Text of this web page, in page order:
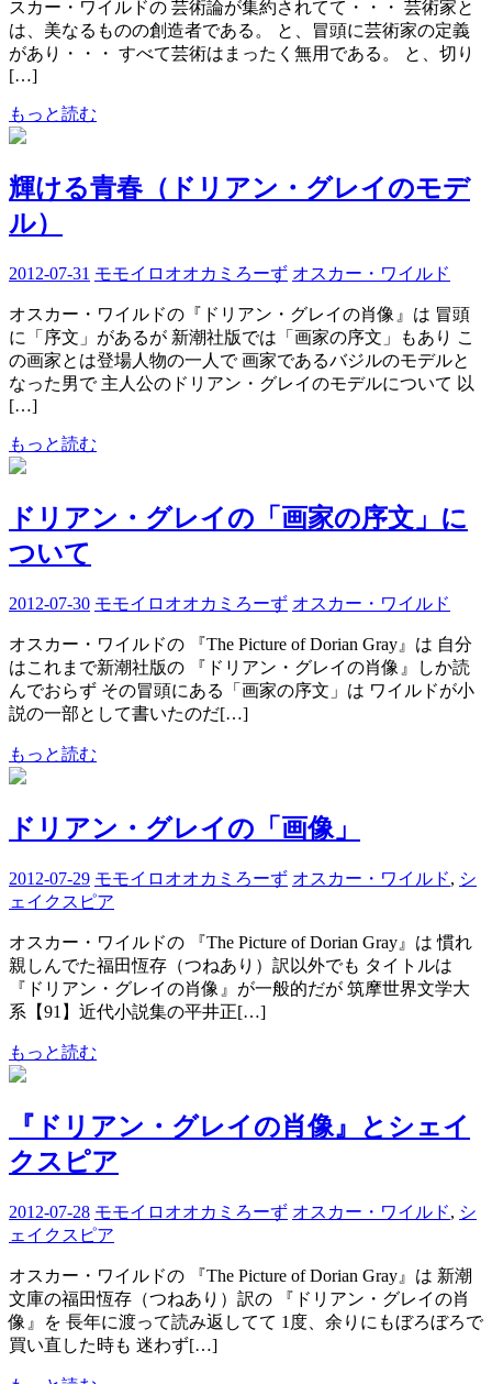
スカー・ワイルドの 芸術論が集約されてて・・・ 芸術家と
は、美なるものの創造者である。 と、冒頭に芸術家の定義
があり・・・ すべて芸術はまったく無用である。 と、切り
[…]
もっと読む
輝ける青春（ドリアン・グレイのモデ
ル）
2012-07-31 モモイロオオカミろーず オスカー・ワイルド
オスカー・ワイルドの『ドリアン・グレイの肖像』は 冒頭
に「序文」があるが 新潮社版では「画家の序文」もあり こ
の画家とは登場人物の一人で 画家であるバジルのモデルと
なった男で 主人公のドリアン・グレイのモデルについて 以
[…]
もっと読む
ドリアン・グレイの「画家の序文」に
ついて
2012-07-30 モモイロオオカミろーず オスカー・ワイルド
オスカー・ワイルドの 『The Picture of Dorian Gray』は 自分
はこれまで新潮社版の 『ドリアン・グレイの肖像』しか読
んでおらず その冒頭にある「画家の序文」は ワイルドが小
説の一部として書いたのだ[…]
もっと読む
ドリアン・グレイの「画像」
2012-07-29 モモイロオオカミろーず オスカー・ワイルド, シ
ェイクスピア
オスカー・ワイルドの 『The Picture of Dorian Gray』は 慣れ
親しんでた福田恆存（つねあり）訳以外でも タイトルは
『ドリアン・グレイの肖像』が一般的だが 筑摩世界文学大
系【91】近代小説集の平井正[…]
もっと読む
『ドリアン・グレイの肖像』とシェイ
クスピア
2012-07-28 モモイロオオカミろーず オスカー・ワイルド, シ
ェイクスピア
オスカー・ワイルドの 『The Picture of Dorian Gray』は 新潮
文庫の福田恆存（つねあり）訳の 『ドリアン・グレイの肖
像』を 長年に渡って読み返してて 1度、余りにもぼろぼろで
買い直した時も 迷わず[…]